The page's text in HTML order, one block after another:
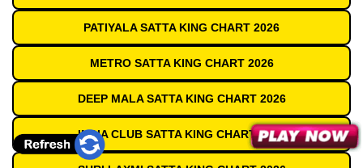
PATIYALA SATTA KING CHART 2026
METRO SATTA KING CHART 2026
DEEP MALA SATTA KING CHART 2026
INDIA CLUB SATTA KING CHART 2026